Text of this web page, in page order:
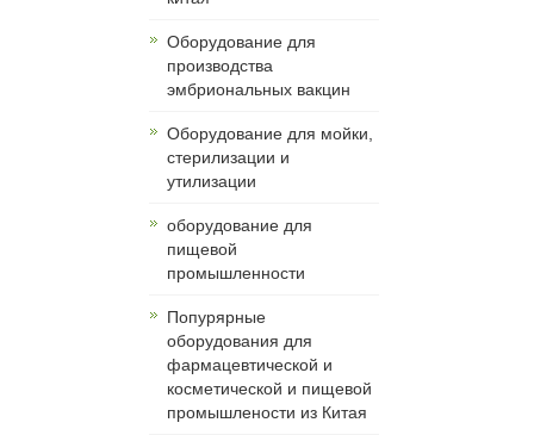
Оборудование для
производства
эмбриональных вакцин
Оборудование для мойки,
стерилизации и
утилизации
оборудование для
пищевой
промышленности
Попурярные
оборудования для
фармацевтической и
косметической и пищевой
промышлености из Китая